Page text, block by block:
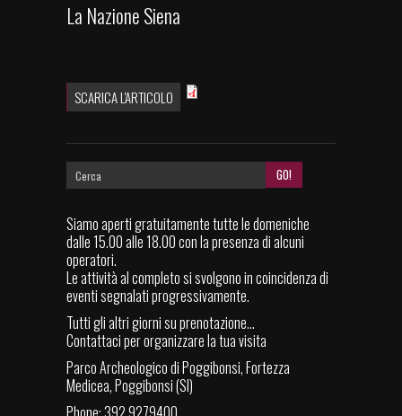
La Nazione Siena
SCARICA L'ARTICOLO
Siamo aperti gratuitamente tutte le domeniche
dalle 15.00 alle 18.00 con la presenza di alcuni
operatori.
Le attività al completo si svolgono in coincidenza di
eventi segnalati progressivamente.
Tutti gli altri giorni su prenotazione...
Contattaci per organizzare la tua visita
Parco Archeologico di Poggibonsi, Fortezza
Medicea, Poggibonsi (SI)